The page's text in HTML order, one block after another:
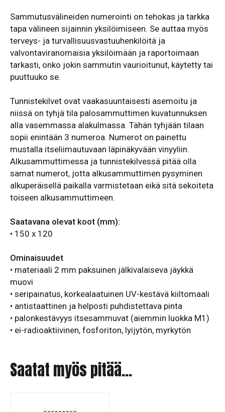
Sammutusvälineiden numerointi on tehokas ja tarkka
tapa välineen sijainnin yksilöimiseen. Se auttaa myös
terveys- ja turvallisuusvastuuhenkilöitä ja
valvontaviranomaisia yksilöimään ja raportoimaan
tarkasti, onko jokin sammutin vaurioitunut, käytetty tai
puuttuuko se.
Tunnistekilvet ovat vaakasuuntaisesti asemoitu ja
niissä on tyhjä tila palosammuttimen kuvatunnuksen
alla vasemmassa alakulmassa. Tähän tyhjään tilaan
sopii enintään 3 numeroa. Numerot on painettu
mustalla itseliimautuvaan läpinäkyvään vinyyliin.
Alkusammuttimessa ja tunnistekilvessä pitää olla
samat numerot, jotta alkusammuttimen pysyminen
alkuperäisellä paikalla varmistetaan eikä sitä sekoiteta
toiseen alkusammuttimeen.
Saatavana olevat koot (mm):
• 150 x 120
Ominaisuudet
• materiaali 2 mm paksuinen jälkivalaiseva jäykkä
muovi
• seripainatus, korkealaatuinen UV-kestävä kiiltomaali
• antistaattinen ja helposti puhdistettava pinta
• palonkestävyys itsesammuvat (aiemmin luokka M1)
• ei-radioaktiivinen, fosforiton, lyijytön, myrkytön
Saatat myös pitää...